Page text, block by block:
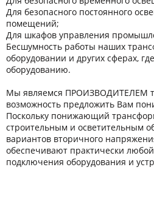
Для безопасного постоянного
помещений;
Для шкафов управления
Бесшумность работы наших
оборудовании и других сферaх,
оборудованию.
Мы являемся ПРОИЗВОДИТЕЛЕМ
возможность предложить Вам
Поскольку понижающий
строительным и осветительным
вариантов вторичного
обеспечивают практически
подключения оборудования и